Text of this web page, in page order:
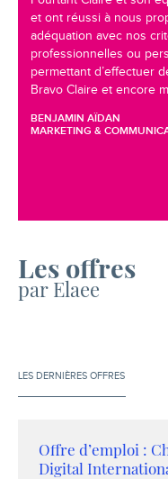
et ont réussi à nous
adéquation avec nos
professionnelles ou
permettant d’effectuer
Bravo Claire et encore
BENJAMIN AÏDAN
MARKETING &
Les offres
par Elaee
LES DERNIÈRES OFFRES
Offre d’emploi :
Digital